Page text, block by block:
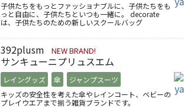
子供たちをもっとファッショナブルに、子供たちをも
っと自由に、子供たちといつも一緒に。 decorate
は、子供たちのための新しいスクールバッグ
392plusm NEW BRAND!
サンキューニプリュスエム
レイングッズ 傘
ジャンプスーツ
キッズの安全性を考えた傘やレインコート、ベビーの
プレイウエアまで揃う雑貨ブランドです。